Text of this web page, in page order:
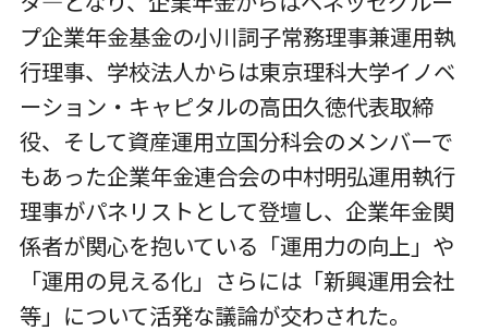
プ企業年金基金の小川詞子常務理事兼運用執
行理事、学校法人からは東京理科大学イノベ
ーション・キャピタルの高田久徳代表取締
役、そして資産運用立国分科会のメンバーで
もあった企業年金連合会の中村明弘運用執行
理事がパネリストとして登壇し、企業年金関
係者が関心を抱いている「運用力の向上」や
「運用の見える化」さらには「新興運用会社
等」について活発な議論が交わされた。